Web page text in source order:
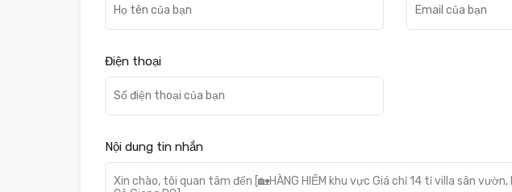
Điện thoại
Nội dung tin nhắn